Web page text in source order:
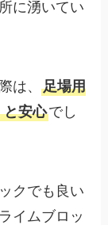
に湧いてい
は、足場用
と安心でし
クでも良い
イムブロッ